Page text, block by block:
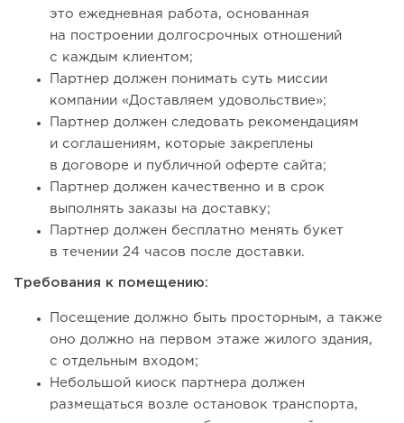
миллиарды:...
российский...
это ежедневная работа, основанная
на построении долгосрочных отношений
с каждым клиентом;
Партнер должен понимать суть миссии
компании «Доставляем удовольствие»;
Партнер должен следовать рекомендациям
и соглашениям, которые закреплены
в договоре и публичной оферте сайта;
Партнер должен качественно и в срок
выполнять заказы на доставку;
Партнер должен бесплатно менять букет
в течении 24 часов после доставки.
Требования к помещению:
Посещение должно быть просторным, а также
оно должно на первом этаже жилого здания,
с отдельным входом;
Небольшой киоск партнера должен
размещаться возле остановок транспорта,